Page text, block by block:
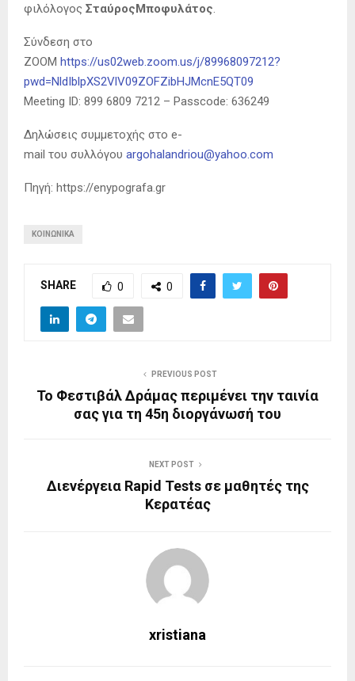
φιλόλογος ΣταύροςΜποφυλάτος.
Σύνδεση στο
ΖΟΟΜ https://us02web.zoom.us/j/89968097212?
pwd=NldIblpXS2VlV09ZOFZibHJMcnE5QT09
Meeting ID: 899 6809 7212 – Passcode: 636249
Δηλώσεις συμμετοχής στο e-
mail του συλλόγου argohalandriou@yahoo.com
Πηγή: https://enypografa.gr
ΚΟΙΝΩΝΙΚΆ
SHARE 0 0
PREVIOUS POST
Το Φεστιβάλ Δράμας περιμένει την ταινία
σας για τη 45η διοργάνωσή του
NEXT POST
Διενέργεια Rapid Tests σε μαθητές της
Κερατέας
xristiana